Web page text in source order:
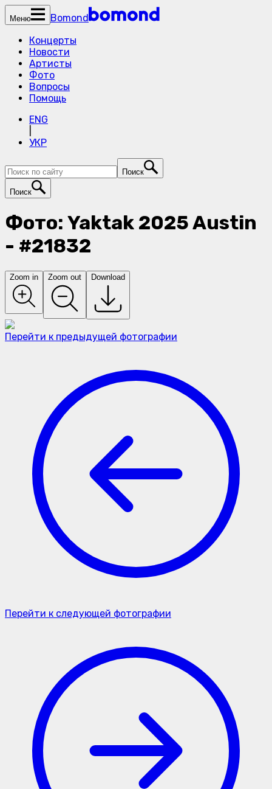
Меню
Bomond
Концерты
Новости
Артисты
Фото
Вопросы
Помощь
ENG
УКР
Поиск
Поиск
Фото: Yaktak 2025 Austin
- #21832
Zoom in Zoom out Download
Перейти к предыдущей фотографии
Перейти к следующей фотографии